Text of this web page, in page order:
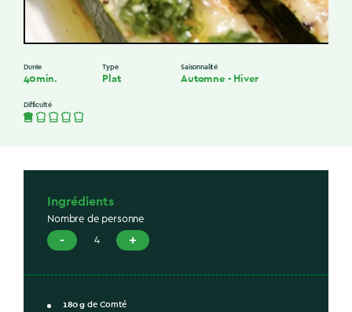
Durée
40min.
Type
Plat
Saisonnalité
Automne- Hiver
Difficulté
Ingrédients
Nombre de personne
- 4 +
180g de Comté